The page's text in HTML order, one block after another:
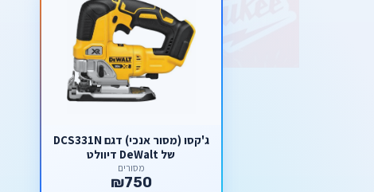
ג'קסו (מסור אנכי) דגם DCS331N
של DeWalt דיוולט
מסורים
₪750